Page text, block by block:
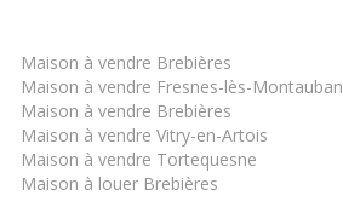
Maison à vendre Brebières
Maison à vendre Fresnes-lès-Montauban
Maison à vendre Brebières
Maison à vendre Vitry-en-Artois
Maison à vendre Tortequesne
Maison à louer Brebières